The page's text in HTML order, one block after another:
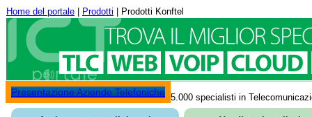
Home del portale Prodotti | Prodotti Konftel
Presentazione Aziende Telefoniche 5.000 specialisti in